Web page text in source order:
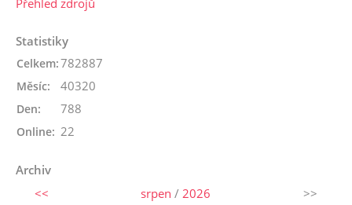
Přehled zdrojů
Statistiky
Online: 22
Celkem:782887
Měsíc: 40320
Den: 788
Archiv
<<
srpen / 2026 >>